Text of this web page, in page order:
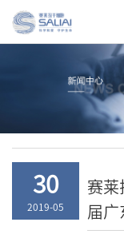
关于我们
30
2019-05
赛
届